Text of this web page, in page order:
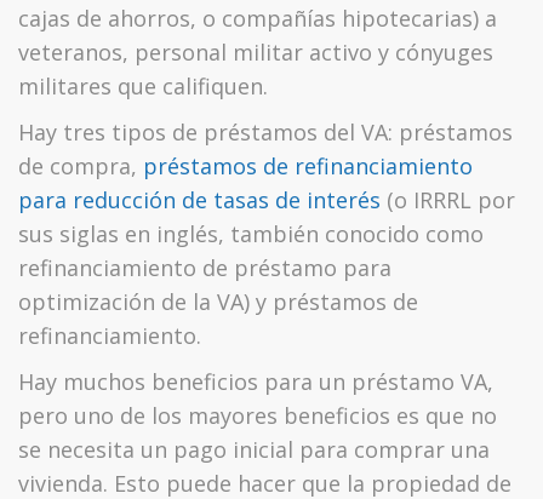
cajas de ahorros, o compañías hipotecarias) a
veteranos, personal militar activo y cónyuges
militares que califiquen.
Hay tres tipos de préstamos del VA: préstamos
de compra, préstamos de refinanciamiento
para reducción de tasas de interés (o IRRRL por
sus siglas en inglés, también conocido como
refinanciamiento de préstamo para
optimización de la VA) y préstamos de
refinanciamiento.
Hay muchos beneficios para un préstamo VA,
pero uno de los mayores beneficios es que no
se necesita un pago inicial para comprar una
vivienda. Esto puede hacer que la propiedad de